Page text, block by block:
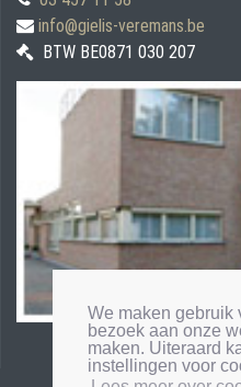
We maken gebruik
bezoek aan onze
maken. Uiteraard
instellingen voor
info@gielis-veremans.be
BTW BE0871 030 207